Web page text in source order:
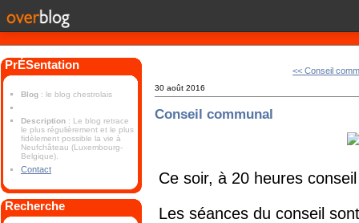
PrÉSentation
Blog : le blog chestrolais
Description : Le blog retrace
le plus régulièrement et le plus
fidèlement possible la vie à
Neufchâteau (Luxembourg-
Belgique).
Contact
Recherche
<< Conseil
30 août 2016
Conseil communal
Ce soir, à 20 heures
Les séances du conseil